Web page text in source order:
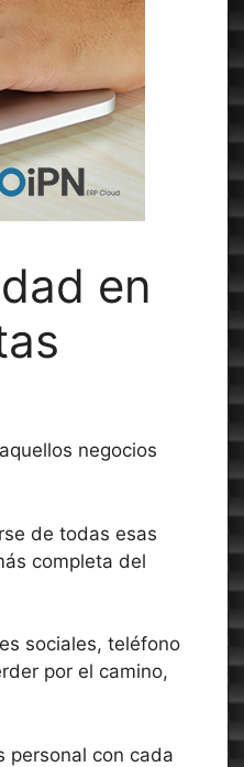
en
negocios
de todas esas
completa del
sociales, teléfono
por el camino,
personal con cada